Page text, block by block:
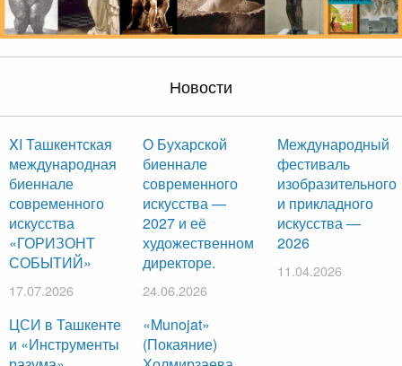
Новости
XI Ташкентская
международная
биеннале
современного
искусства
«ГОРИЗОНТ
СОБЫТИЙ»
17.07.2026
О Бухарской
биеннале
современного
искусства —
2027 и её
художественном
директоре.
24.06.2026
Международный
фестиваль
изобразительного
и прикладного
искусства —
2026
11.04.2026
ЦСИ в Ташкенте
и «Инструменты
«Munojat»
(Покаяние)